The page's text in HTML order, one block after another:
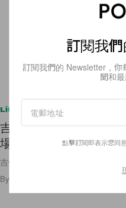
Lifestyle
吉伊卡哇第一個大型體
場景重現... 東京
吉伊卡哇、小巴、兔兔… 全到齊
By
訂閱我
訂閱我們的 Newsletter，
聞和最
點擊訂閱即表示您同